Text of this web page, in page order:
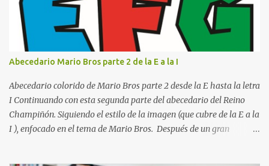
el clásico rojo de la gorra de Mario. Tonos azules : La K y la Ñ , que
destacan por su diseño limpio y audaz. Colores secundarios : La L y
la Q en amarillo brillante, junto con la N y la P en un verde
inspirado en los niveles de los juegos. Formas icónicas : No te
pierdas la letra O , diseñada con ese estilo geométrico tan carac...
Abecedario Mario Bros parte 2 de la E a la I
Abecedario colorido de Mario Bros parte 2 desde la E hasta la letra
I Continuando con esta segunda parte del abecedario del Reino
Champiñón. Siguiendo el estilo de la imagen (que cubre de la E a la
I ), enfocado en el tema de Mario Bros. Después de un gran